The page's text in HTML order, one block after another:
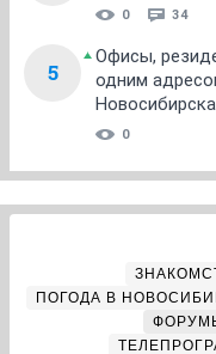
0 34
5
Офисы,
одним
Новосибирска
0
ПОГОДА В